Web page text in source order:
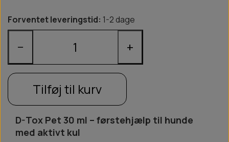
Forventet leveringstid: 1-2 dage
− +
Tilføj til kurv
D-Tox Pet 30 ml – førstehjælp til hunde
med aktivt kul